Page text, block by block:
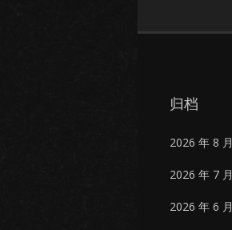
归档
2026 年 8 月
2026 年 7 月
2026 年 6 月